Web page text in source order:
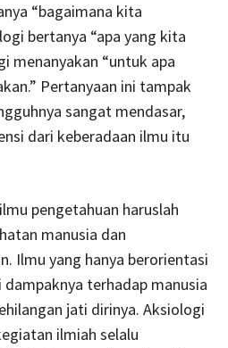
“bagaimana kita
bertanya “apa yang kita
menanyakan “untuk apa
Pertanyaan ini tampak
sangat mendasar,
dari keberadaan ilmu itu
pengetahuan haruslah
manusia dan
Ilmu yang hanya berorientasi
terhadap manusia
jati dirinya. Aksiologi
ilmiah selalu